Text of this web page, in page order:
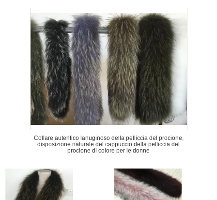
Collare autentico lanuginoso della pelliccia del procione,
disposizione naturale del cappuccio della pelliccia del
procione di colore per le donne